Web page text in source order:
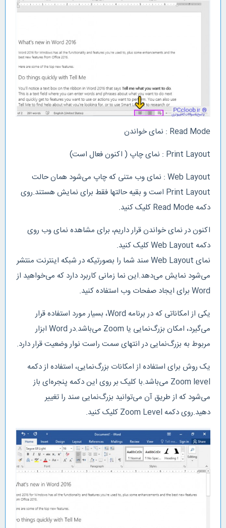
Read Mode : نمای خواندن
Print Layout : نمای چاپ ( اکنون فعال است)
Web Layout : نمای وب متنی که چاپ می‌شود همان حالت
Print Layout است و بقیه حالتها فقط برای نمایش هستند.روی
دکمه Read Mode کلیک کنید.
اکنون در نمای خواندن قرار داریم، برای مشاهده نمای وب روی
دکمه Web Layout کلیک کنید.
نمای Web Layout سند شما را بصورتیکه در شبکه اینترنت منتشر
می‌شود نمایش می‌دهد.این نما زمانی کاربرد دارد که می‌خواهید از
Word برای ایجاد صفحات وب استفاده کنید.
یکی از امکاناتی که در برنامه Word، بسیار مورد استفاده قرار
می‌گیرد، امکان بزرگ‌نمایی یا Zoom می‌باشد.در Word ابزار
مربوط به بزرگ‌نمایی در انتهای سمت راست نوار وضعیت قرار دارد.
یک روش برای استفاده از امکانات بزرگ‌نمایی، استفاده از دکمه
Zoom level می‌باشد.با کلیک بر روی این دکمه پنجره‌ای باز
می‌شود که از طریق آن می‌توانید بزرگ‌نمایی سند را تغییر
دهید.روی دکمه Zoom Level کلیک کنید.